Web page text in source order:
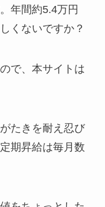
年間約5.4万円
くないですか？
で、本サイトは
たきを耐え忍び
期昇給は毎月数